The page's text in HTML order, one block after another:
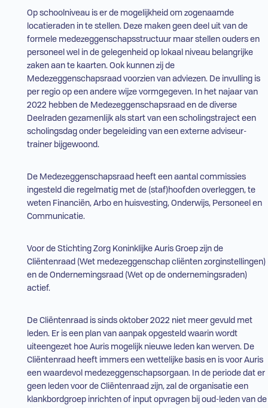
Op schoolniveau is er de mogelijkheid om zogenaamde
locatieraden in te stellen. Deze maken geen deel uit van de
formele medezeggenschapsstructuur maar stellen ouders en
personeel wel in de gelegenheid op lokaal niveau belangrijke
zaken aan te kaarten. Ook kunnen zij de
Medezeggenschapsraad voorzien van adviezen. De invulling is
per regio op een andere wijze vormgegeven. In het najaar van
2022 hebben de Medezeggenschapsraad en de diverse
Deelraden gezamenlijk als start van een scholingstraject een
scholingsdag onder begeleiding van een externe adviseur-
trainer bijgewoond.
De Medezeggenschapsraad heeft een aantal commissies
ingesteld die regelmatig met de (staf)hoofden overleggen, te
weten Financiën, Arboen huisvesting, Onderwijs, Personeel en
Communicatie.
Voor de Stichting Zorg Koninklijke Auris Groep zijn de
Cliëntenraad (Wet medezeggenschap cliënten zorginstellingen)
en de Ondernemingsraad (Wet op de ondernemingsraden)
actief.
De Cliëntenraad is sinds oktober 2022 niet meer gevuld met
leden. Er is een plan van aanpak opgesteld waarin wordt
uiteengezet hoe Auris mogelijk nieuwe leden kan werven. De
Cliëntenraad heeft immers een wettelijke basis en is voor Auris
een waardevol medezeggenschapsorgaan. In de periode dat er
geen leden voor de Cliëntenraad zijn, zal de organisatie een
klankbordgroep inrichten of input opvragen bij oud-leden van de